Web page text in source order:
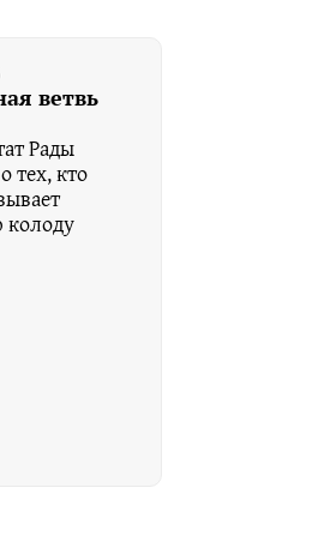
ветвь
Рады
тех, кто
колоду